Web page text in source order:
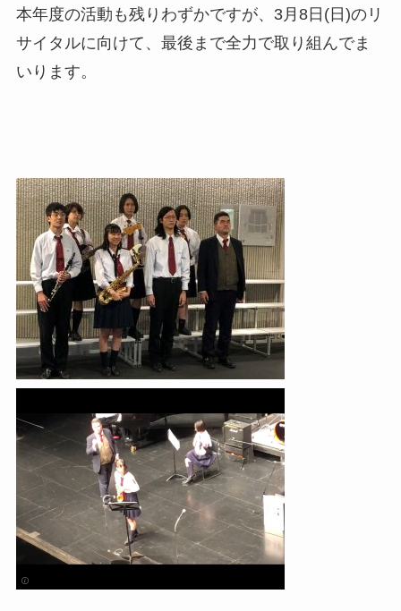
本年度の活動も残りわずかですが、3月8日(日)のリ
サイタルに向けて、最後まで全力で取り組んでま
いります。